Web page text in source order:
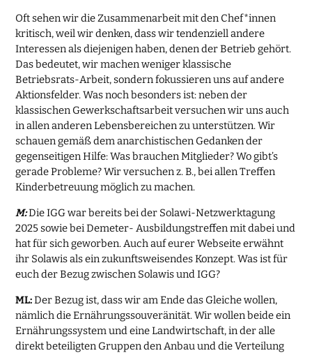
Oft sehen wir die Zusammenarbeit mit den Chef*innen
kritisch, weil wir denken, dass wir tendenziell andere
Interessen als diejenigen haben, denen der Betrieb gehört.
Das bedeutet, wir machen weniger klassische
Betriebsrats-Arbeit, sondern fokussieren uns auf andere
Aktionsfelder. Was noch besonders ist: neben der
klassischen Gewerkschaftsarbeit versuchen wir uns auch
in allen anderen Lebensbereichen zu unterstützen. Wir
schauen gemäß dem anarchistischen Gedanken der
gegenseitigen Hilfe: Was brauchen Mitglieder? Wo gibt’s
gerade Probleme? Wir versuchen z. B., bei allen Treffen
Kinderbetreuung möglich zu machen.
M:Die IGG war bereits bei der Solawi-Netzwerktagung
2025 sowie bei Demeter- Ausbildungstreffen mit dabei und
hat für sich geworben. Auch auf eurer Webseite erwähnt
ihr Solawis als ein zukunftsweisendes Konzept. Was ist für
euch der Bezug zwischen Solawis und IGG?
ML:Der Bezug ist, dass wir am Ende das Gleiche wollen,
nämlich die Ernährungssouveränität. Wir wollen beide ein
Ernährungssystem und eine Landwirtschaft, in der alle
direkt beteiligten Gruppen den Anbau und die Verteilung